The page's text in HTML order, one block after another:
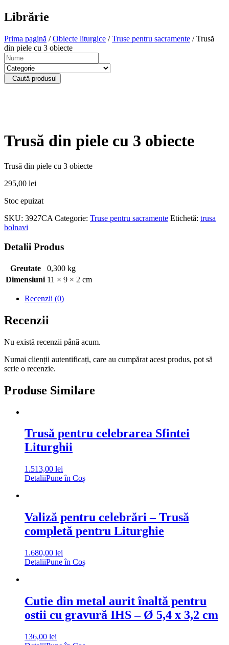
Librărie
Prima pagină /Obiecte liturgice /Truse pentru sacramente / Trusă
din piele cu 3 obiecte
Caută produsul
Trusă din piele cu 3 obiecte
Trusă din piele cu 3 obiecte
295,00 lei
Stoc epuizat
SKU: 3927CA Categorie: Truse pentru sacramente Etichetă: trusa
bolnavi
Detalii Produs
Greutate
0,300 kg
Dimensiuni 11 × 9 × 2 cm
Recenzii (0)
Recenzii
Nu există recenzii până acum.
Numai clienții autentificați, care au cumpărat acest produs, pot să
scrie o recenzie.
Produse Similare
Trusă pentru celebrarea Sfintei
Liturghii
1.513,00 lei
DetaliiPune în Coș
Valiză pentru celebrări – Trusă
completă pentru Liturghie
1.680,00 lei
DetaliiPune în Coș
Cutie din metal aurit înaltă pentru
ostii cu gravură IHS – Ø 5,4 x 3,2 cm
136,00 lei